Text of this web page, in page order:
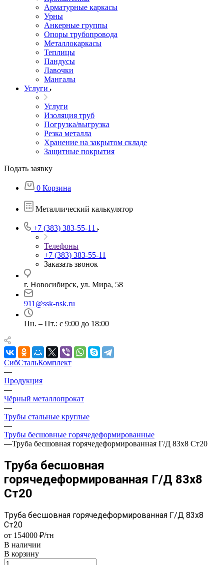
Арматурные каркасы
Урны
Анкерные группы
Опоры трубопровода
Металлокаркасы
Теплицы
Пандусы
Лавочки
Мангалы
Услуги
Услуги
Изоляция труб
Погрузка/выгрузка
Резка металла
Хранение на закрытом складе
Защитные покрытия
Подать заявку
0 Корзина
Металлический калькулятор
+7 (383) 383-55-11
Телефоны
+7 (383) 383-55-11
Заказать звонок
г. Новосибирск, ул. Мира, 58
911@ssk-nsk.ru
Пн. – Пт.: с 9:00 до 18:00
СибСтальКомплект
—
Продукция
—
Чёрный металлопрокат
—
Трубы стальные круглые
—
Трубы бесшовные горячедеформированные
—Труба бесшовная горячедеформированная Г/Д 83х8 Ст20
Труба бесшовная
горячедеформированная Г/Д 83х8
Ст20
Труба бесшовная горячедеформированная Г/Д 83х8
Ст20
от 154000 ₽/тн
В наличии
В корзину